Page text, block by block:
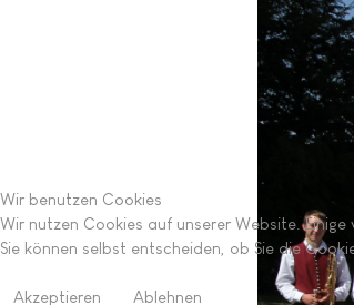
Wir benutzen Cookies
Wir nutzen Cookies auf unserer Website.
Sie können selbst entscheiden, ob Sie die
Akzeptieren
Ablehnen